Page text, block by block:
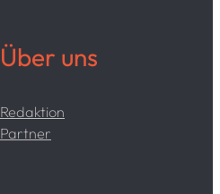
Über uns
Redaktion
Partner